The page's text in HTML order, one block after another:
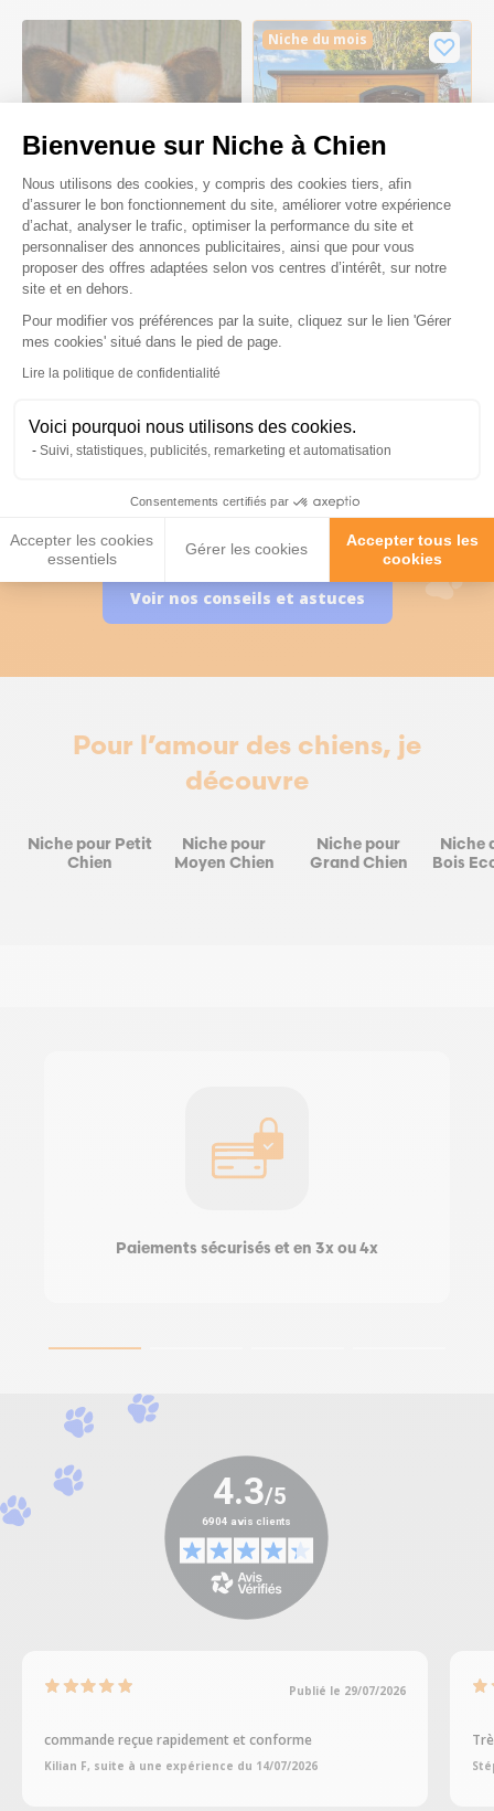
Bienvenue sur Niche à Chien
Plateforme de Gestion du
Nous utilisons des cookies, y compris des cookies tiers, afin
d’assurer le bon fonctionnement du site, améliorer votre expérience
d’achat, analyser le trafic, optimiser la performance du site et
personnaliser des annonces publicitaires, ainsi que pour vous
proposer des offres adaptées selon vos centres d’intérêt, sur notre
site et en dehors.
Pour modifier vos préférences par la suite, cliquez sur le lien 'Gérer
mes cookies' situé dans le pied de page.
Lire la politique de confidentialité
Voici pourquoi nous utilisons des cookies.
Suivi, statistiques, publicités, remarketing et automatisation
Consentements certifiés par
Accepter les cookies
essentiels
Gérer les cookies
Accepter tous les
cookies
Axeptio consent
-11%
Niche du mois
269,90 €
239,90 €
Voir nos conseils et astuces
Pour l’amour des chiens, je
découvre
Niche pour Petit
Chien
Niche pour
Moyen Chien
Niche pour
Grand Chien
Niche
Bois
Paiements sécurisés et en 3x ou 4x
Publié le 29/07/2026
commande reçue rapidement et conforme
Kilian F, suite à une expérience du 14/07/2026